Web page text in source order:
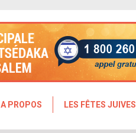
A PROPOS LES FÊTES JUIVES